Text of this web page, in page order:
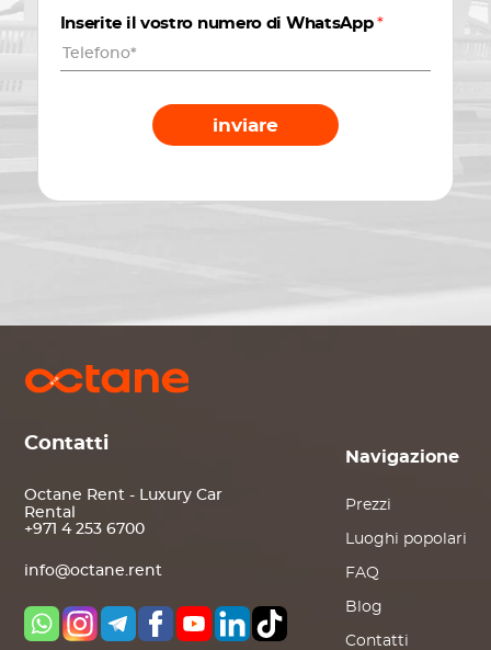
Inserite il vostro numero di WhatsApp*
inviare
Contatti
Octane Rent - Luxury Car
Rental
+971 4 253 6700
info@octane.rent
Navigazione
Prezzi
Luoghi popolari
FAQ
Blog
Contatti